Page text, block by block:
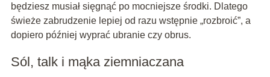
będziesz musiał sięgnąć po mocniejsze środki. Dlatego
świeże zabrudzenie lepiej od razu wstępnie „rozbroić”, a
dopiero później wyprać ubranie czy obrus.
Sól, talk i mąka ziemniaczana